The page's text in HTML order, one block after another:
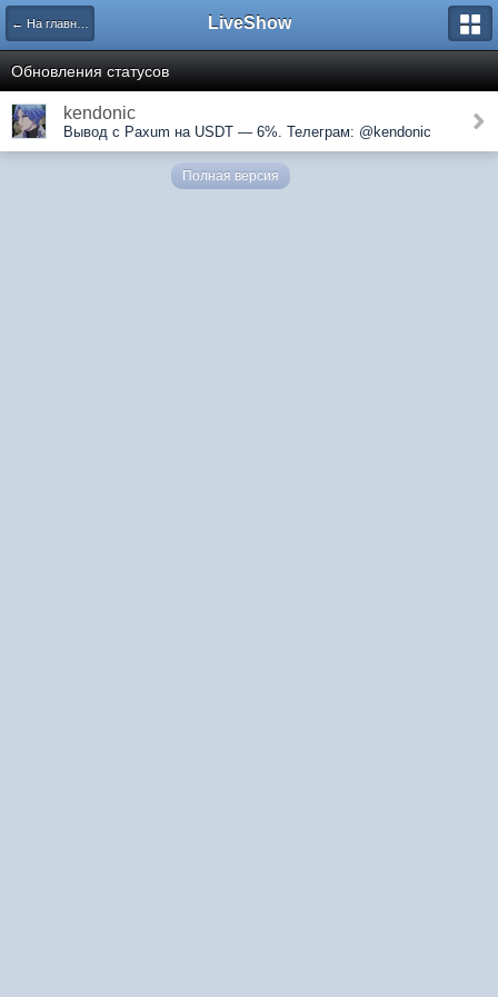
← На главную LiveShow
Обновления статусов
kendonic
Вывод с Paxum на USDT — 6%. Teлеграм: @kendonic
Полная версия